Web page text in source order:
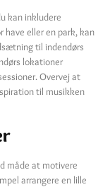
kan inkludere
eller en park, kan
til indendørs
lokationer
Overvej at
til musikken
måde at motivere
arrangere en lille